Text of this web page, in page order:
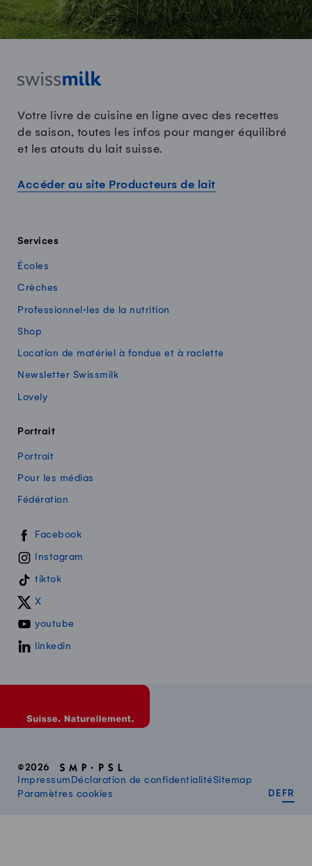
Votre livre de cuisine en ligne avec des recettes
de saison, toutes les infos pour manger équilibré
et les atouts du lait suisse.
Accéder au site Producteurs de lait
Services
Écoles
Crèches
Professionnel·les de la nutrition
Shop
Location de matériel à fondue et à raclette
Newsletter Swissmilk
Lovely
Portrait
Portrait
Pour les médias
Fédération
Swissmilk sur les réseaux sociaux
Facebook
Instagram
tiktok
X
youtube
linkedin
©2026
Impressum Déclaration de confidentialitéSitemap
Paramètres cookies
DE FR